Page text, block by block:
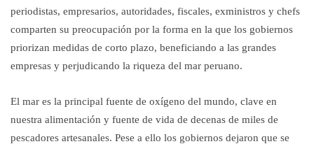
periodistas, empresarios, autoridades, fiscales, exministros y chefs
comparten su preocupación por la forma en la que los gobiernos
priorizan medidas de corto plazo, beneficiando a las grandes
empresas y perjudicando la riqueza del mar peruano.
El mar es la principal fuente de oxígeno del mundo, clave en
nuestra alimentación y fuente de vida de decenas de miles de
pescadores artesanales. Pese a ello los gobiernos dejaron que se